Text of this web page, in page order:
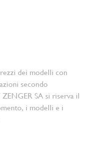
dei modelli con
secondo
SA si riserva il
i modelli e i